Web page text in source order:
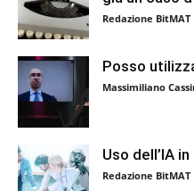
Redazione BitMAT
Posso
Massimiliano
Uso dell’IA
Redazione BitMAT